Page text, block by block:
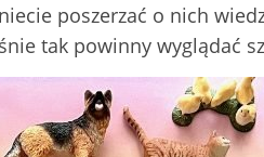
poszerzać o nich
tak powinny wyglądać